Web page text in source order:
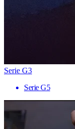
Serie G3
Serie G5